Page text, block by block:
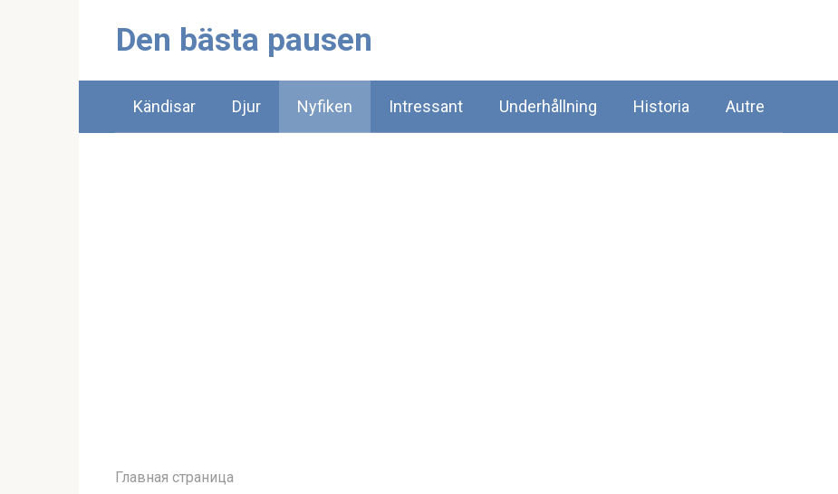
Den bästa pausen
Kändisar Djur Nyfiken Intressant Underhållning Historia Autre
Главная страница